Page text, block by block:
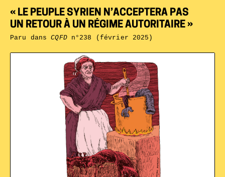
« LE PEUPLE SYRIEN N’ACCEPTERA PAS
UN RETOUR À UN RÉGIME AUTORITAIRE »
Paru dansCQFDn°238 (février 2025)